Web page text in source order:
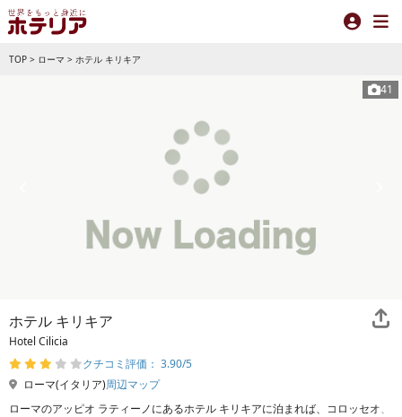
TOP > ローマ > ホテル キリキア
41
ホテル キリキア
Hotel Cilicia
クチコミ評価： 3.90/5
ローマ(イタリア)周辺マップ
ローマのアッピオ ラティーノにあるホテル キリキアに泊まれば、コロッセオ、